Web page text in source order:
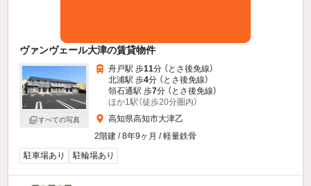
ヴァンヴェール大津の賃貸物件
すべての写真
舟戸駅 歩11分 （とさ後免線）
北浦駅 歩4分 （とさ後免線）
領石通駅 歩7分 （とさ後免線）
ほか1駅（徒歩20分圏内）
高知県高知市大津乙
2階建 / 8年9ヶ月 / 軽量鉄骨
駐車場あり
駐輪場あり